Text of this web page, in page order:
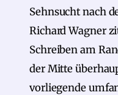
Sehnsucht nach
Richard Wagner
Schreiben am
der Mitte
vorliegende